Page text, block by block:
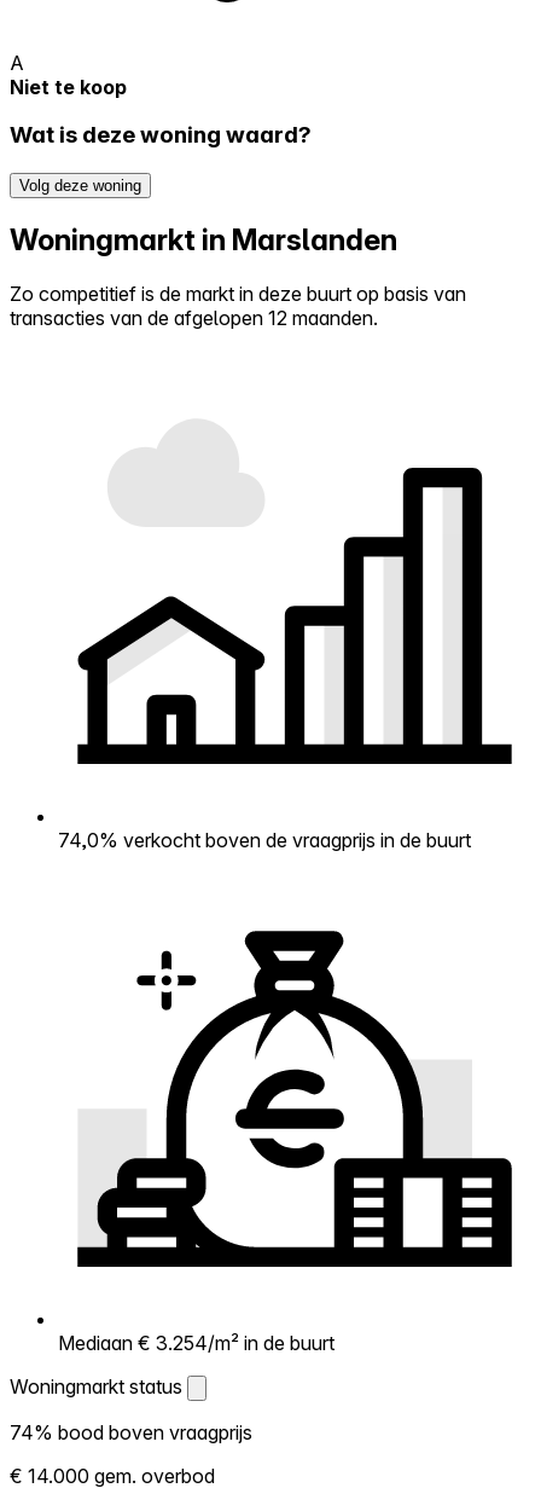
A
Niet te koop
Wat is deze woning waard?
Volg deze woning
Woningmarkt in Marslanden
Zo competitief is de markt in deze buurt op basis van
transacties van de afgelopen 12 maanden.
74,0% verkocht boven de vraagprijs in de buurt
Mediaan € 3.254/m² in de buurt
Woningmarkt status
Woningmarkt status
Laat zien hoe competitief de markt hier is.
74% bood boven vraagprijs
€ 14.000 gem. overbod